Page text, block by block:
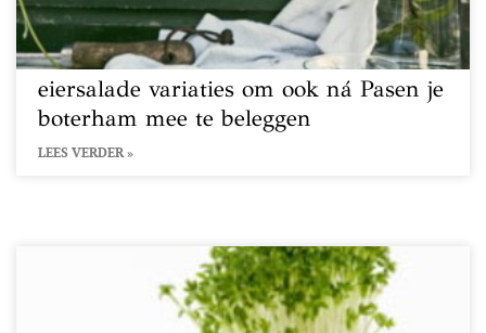
eiersalade variaties om ook ná Pasen je
boterham mee te beleggen
LEES VERDER »